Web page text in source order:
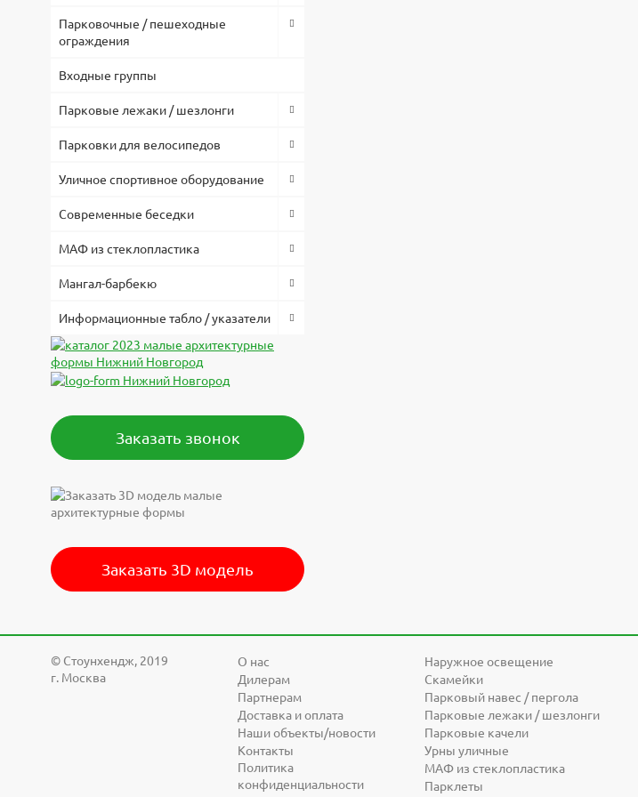
Парковочные / пешеходные
ограждения
Входные группы
Парковые лежаки / шезлонги
Парковки для велосипедов
Уличное спортивное оборудование
Современные беседки
МАФ из стеклопластика
Мангал-барбекю
Информационные табло / указатели
Заказать звонок
Заказать 3D модель
© Cтоунхендж, 2019
г. Москва
О нас
Дилерам
Партнерам
Доставка и оплата
Наши объекты/новости
Контакты
Политика
конфиденциальности
Наружное освещение
Скамейки
Парковый навес / пергола
Парковые лежаки / шезлонги
Парковые качели
Урны уличные
МАФ из стеклопластика
Парклеты